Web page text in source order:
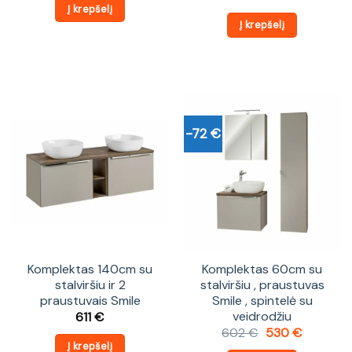
was:
632 €.
Į krepšelį
Į krepšelį
Komplektas 140cm su
stalviršiu ir 2
praustuvais Smile
611€
Į krepšelį
-72 €
Komplektas 60cm su
stalviršiu , praustuvas
Smile , spintelė su
veidrodžiu
602€ Original
530€Current